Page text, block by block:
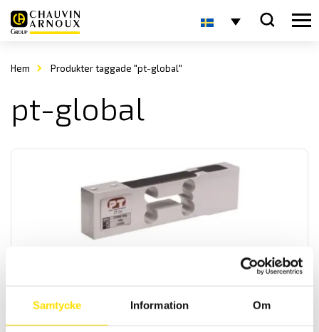
Samtycke Information Om
Hem Produkter taggade "pt-global"
pt-global
LÄS MER